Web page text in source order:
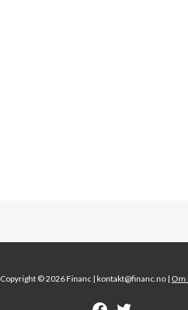
Copyright © 2026 Financ | kontakt@financ.no | Om